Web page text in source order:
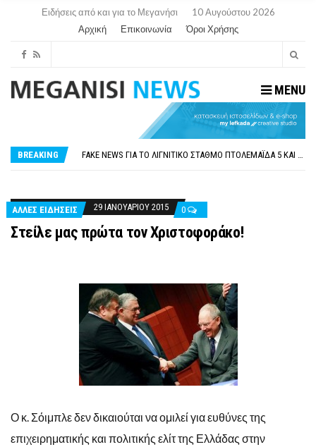
Ειδήσεις από και για το Μεγανήσι
10 Αυγούστου 2026
Αρχική
Επικοινωνία Όροι Χρήσης
MENU
BREAKING
ΠΑΡΑΙΤΉΘΗΚΕ Η ΑΝΤΙΔΉΜΑΡΧΟΣ ΠΟΛΙΤΙΣΜΟΎ ΜΕΓΑΝΗΣΊΟΥ Κ . ΕΥΑΓΓΕΛΊΑ ΜΕΛΆ. Η ΕΠΙΣΤΟΛΉ ΤΗΣ ΠΑΡΑΊΤΗΣΗΣ
FAKE NEWS ΓΙΑ ΤΟ ΛΙΓΝΙΤΙΚΌ ΣΤΑΘΜΌ ΠΤΟΛΕΜΑΪ́ΔΑ 5 ΚΑΙ ΤΗΝ ΕΝΕΡΓΕΙΑΚΉ ΑΣΦΆΛΕΙΑ ΤΗΣ ΧΏΡΑΣ
ΑΛΛΕΣ ΕΙΔΗΣΕΙΣ
29 ΙΑΝΟΥΑΡΊΟΥ 2015 0
Στείλε μας πρώτα τον Χριστοφοράκο!
Ο κ. Σόιμπλε δεν δικαιούται να ομιλεί για ευθύνες της
επιχειρηματικής και πολιτικής ελίτ της Ελλάδας στην